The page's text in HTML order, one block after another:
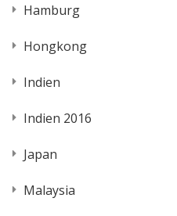
Hamburg
Hongkong
Indien
Indien 2016
Japan
Malaysia